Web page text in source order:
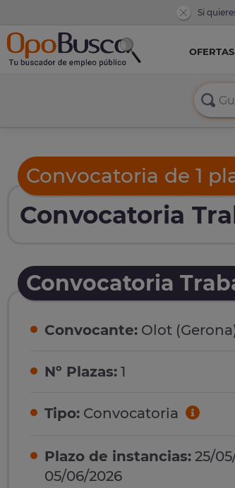
Si
OFERTAS
Convocatoria de 1
Convocatoria
Convocatoria
Convocante: Olot
Nº Plazas: 1
Tipo: Convocatoria
Plazo de instancias: 25/
05/06/2026